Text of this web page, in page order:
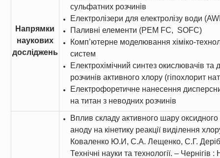
Напрямки
наукових
досліджень
сульфатних розчинів
Електролізери для електролізу води
Паливні елементи (PEM FC, SOFC)
Комп’ютерне моделювання хіміко-
систем
Електрохімічний синтез окислювачів та
розчинів активного хлору (гіпохлорит
Електрофоретичне нанесення
на титан з неводних розчинів
Вплив складу активного шару оксидного
аноду на кінетику реакції виділення
Коваленко Ю.И, С.А. Лещенко, С.Г.
Технічні науки та технології. – Чернігів :